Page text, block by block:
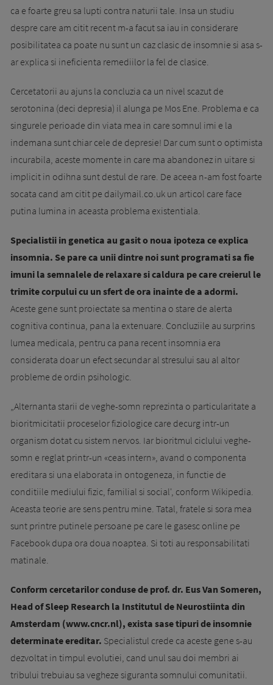
ca e foarte greu sa lupti contra naturii tale. Insa un studiu
despre care am citit recent m-a facut sa iau in considerare
posibilitatea ca poate nu sunt un caz clasic de insomnie si asa s-
ar explica si ineficienta remediilor la fel de clasice.
Cercetatorii au ajuns la concluzia ca un nivel scazut de
serotonina (deci depresia) il alunga pe Mos Ene. Problema e ca
singurele perioade din viata mea in care somnul imi e la
indemana sunt chiar cele de depresie! Dar cum sunt o optimista
incurabila, aceste momente in care ma abandonez in uitare si
implicit in odihna sunt destul de rare. De aceea n-am fost foarte
socata cand am citit pe dailymail.co.uk un articol care face
putina lumina in aceasta problema existentiala.
Specialistii in genetica au gasit o noua ipoteza ce explica
insomnia. Se pare ca unii dintre noi sunt programati sa fie
imuni la semnalele de relaxare si caldura pe care creierul le
trimite corpului cu un sfert de ora inainte de a adormi.
Aceste gene sunt proiectate sa mentina o stare de alerta
cognitiva continua, pana la extenuare. Concluziile au surprins
lumea medicala, pentru ca pana recent insomnia era
considerata doar un efect secundar al stresului sau al altor
probleme de ordin psihologic.
„Alternanta starii de veghe-somn reprezinta o particularitate a
bioritmicitatii proceselor fiziologice care decurg intr-un
organism dotat cu sistem nervos. Iar bioritmul ciclului veghe-
somn e reglat printr-un «ceas intern», avand o componenta
ereditara si una elaborata in ontogeneza, in functie de
conditiile mediului fizic, familial si social', conform Wikipedia.
Aceasta teorie are sens pentru mine. Tatal, fratele si sora mea
sunt printre putinele persoane pe care le gasesc online pe
Facebook dupa ora doua noaptea. Si toti au responsabilitati
matinale.
Conform cercetarilor conduse de prof. dr. Eus Van Someren,
Head of Sleep Research la Institutul de Neurostiinta din
Amsterdam (www.cncr.nl), exista sase tipuri de insomnie
determinate ereditar. Specialistul crede ca aceste gene s-au
dezvoltat in timpul evolutiei, cand unul sau doi membri ai
tribului trebuiau sa vegheze siguranta somnului comunitatii.